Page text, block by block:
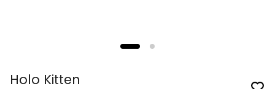
Holo Kitten